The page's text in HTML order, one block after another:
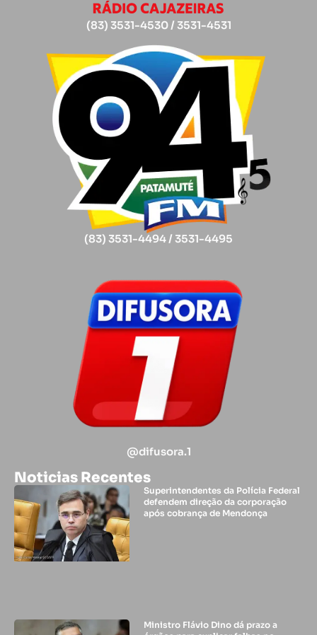
(83) 3531-4530 / 3531-4531
(83) 3531-4494 / 3531-4495
@difusora.1
Noticias Recentes
Superintendentes da Polícia Federal
defendem direção da corporação
após cobrança de Mendonça
Ministro Flávio Dino dá prazo a